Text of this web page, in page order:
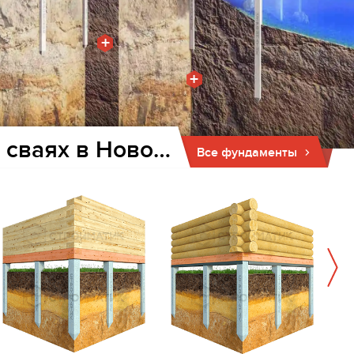
+
+
Все фундаменты
Фундамент для дома и бани на забивных ж/б сваях в Новочеркасске